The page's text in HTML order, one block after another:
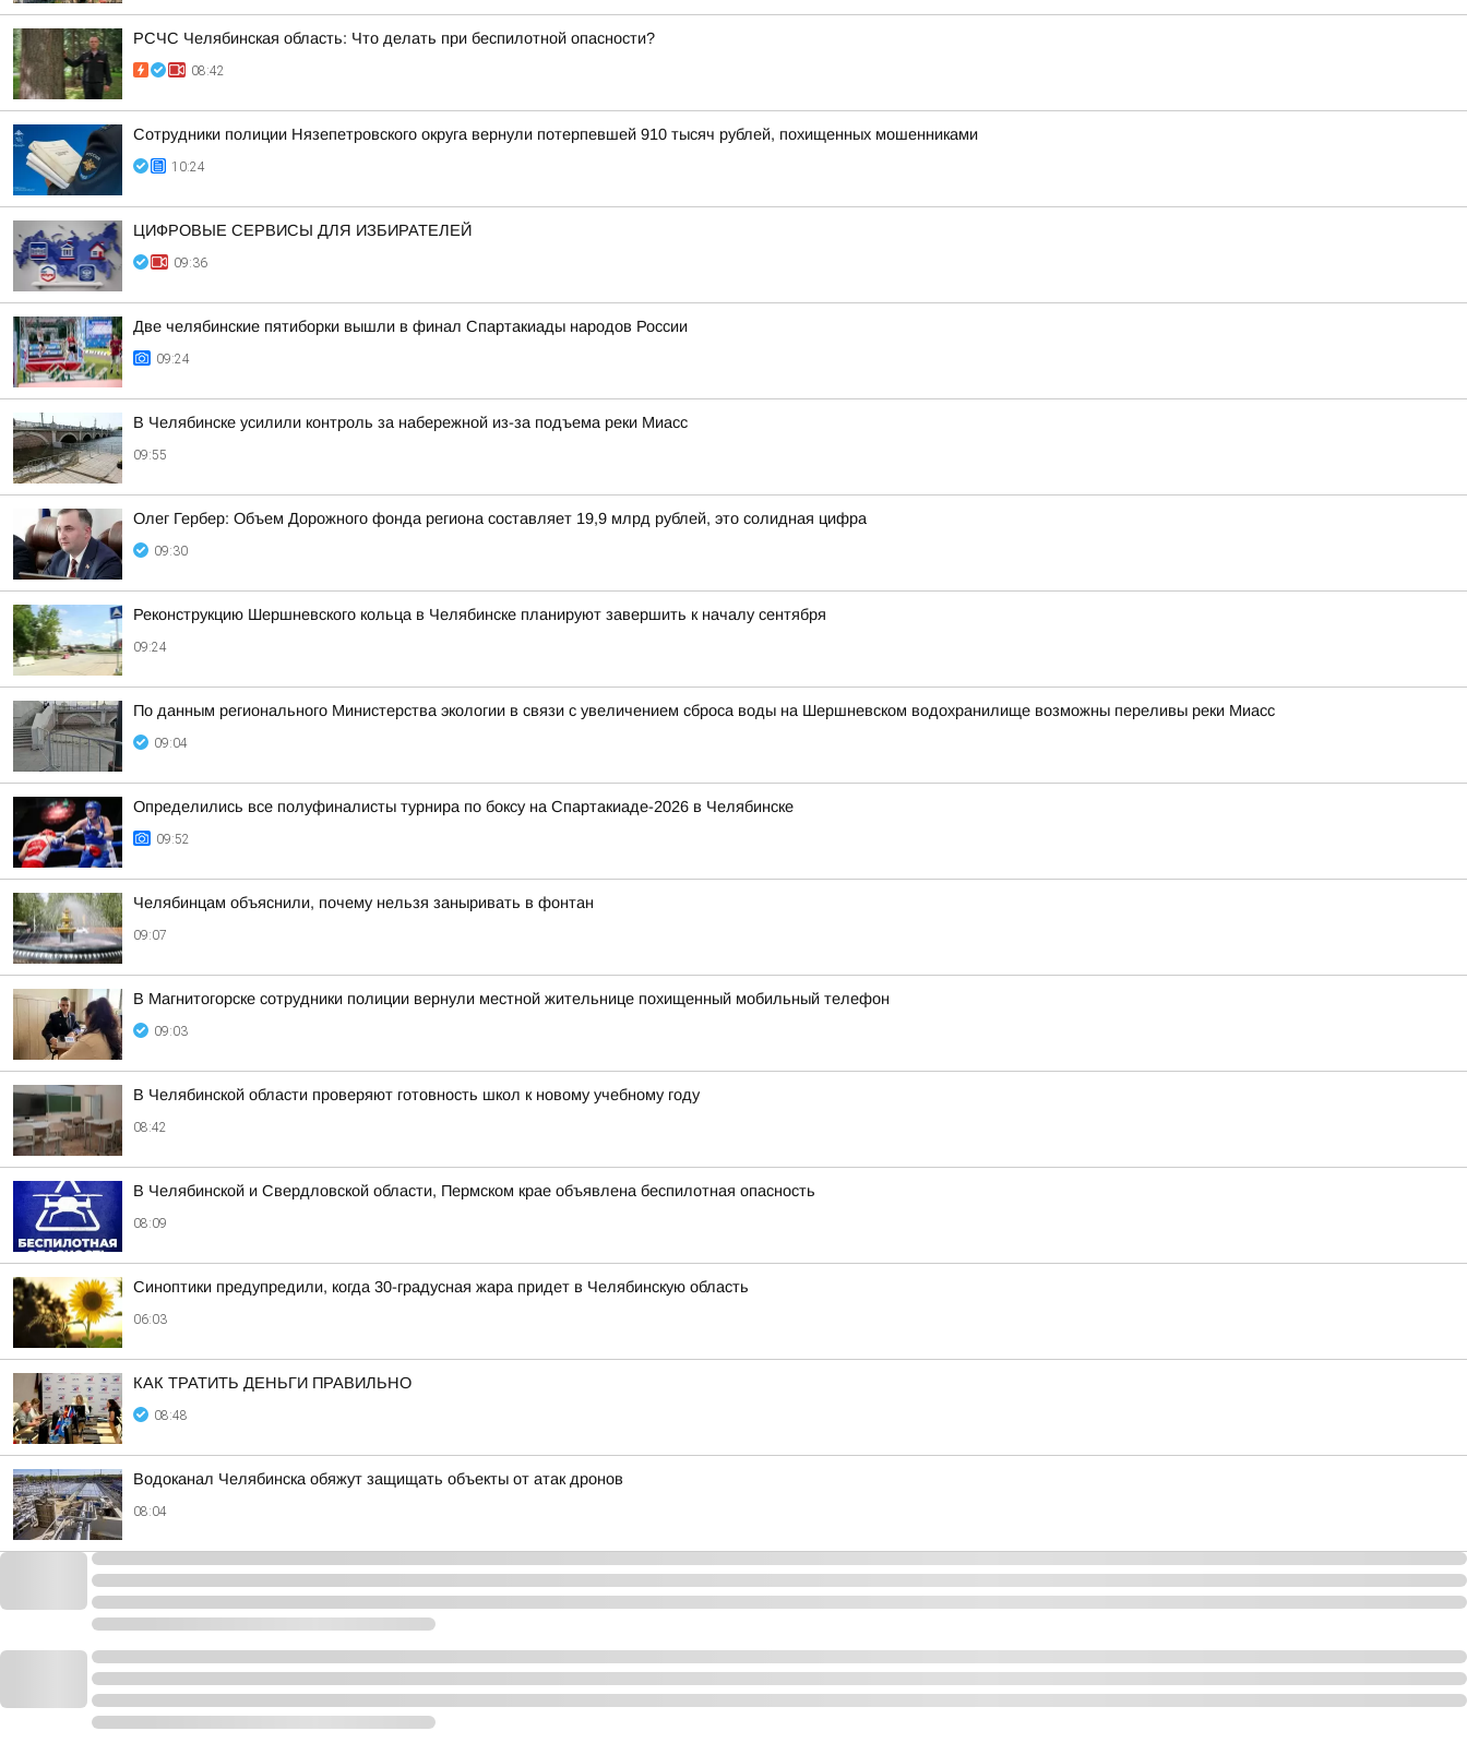
РСЧС Челябинская область: Что делать при беспилотной опасности?
08:42
Сотрудники полиции Нязепетровского округа вернули потерпевшей 910 тысяч рублей, похищенных мошенниками
10:24
ЦИФРОВЫЕ СЕРВИСЫ ДЛЯ ИЗБИРАТЕЛЕЙ
09:36
Две челябинские пятиборки вышли в финал Спартакиады народов России
09:24
В Челябинске усилили контроль за набережной из-за подъема реки Миасс
09:55
Олег Гербер: Объем Дорожного фонда региона составляет 19,9 млрд рублей, это солидная цифра
09:30
Реконструкцию Шершневского кольца в Челябинске планируют завершить к началу сентября
09:24
По данным регионального Министерства экологии в связи с увеличением сброса воды на Шершневском водохранилище возможны переливы реки Миасс
09:04
Определились все полуфиналисты турнира по боксу на Спартакиаде-2026 в Челябинске
09:52
Челябинцам объяснили, почему нельзя заныривать в фонтан
09:07
В Магнитогорске сотрудники полиции вернули местной жительнице похищенный мобильный телефон
09:03
В Челябинской области проверяют готовность школ к новому учебному году
08:42
В Челябинской и Свердловской области, Пермском крае объявлена беспилотная опасность
08:09
Синоптики предупредили, когда 30-градусная жара придет в Челябинскую область
06:03
КАК ТРАТИТЬ ДЕНЬГИ ПРАВИЛЬНО
08:48
Водоканал Челябинска обяжут защищать объекты от атак дронов
08:04